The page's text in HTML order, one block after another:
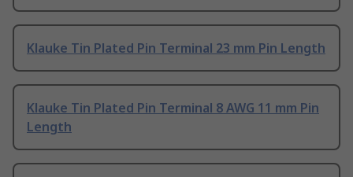
Klauke Tin Plated Pin Terminal 23 mm Pin Length
Klauke Tin Plated Pin Terminal 8 AWG 11 mm Pin
Length